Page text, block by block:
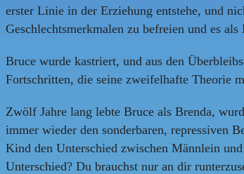
erster Linie in der Erziehung entstehe, und
Geschlechtsmerkmalen zu befreien und es
Bruce wurde kastriert, und aus den
Fortschritten, die seine zweifelhafte Theorie
Zwölf Jahre lang lebte Bruce als Brenda,
immer wieder den sonderbaren, repressiven
Kind den Unterschied zwischen Männlein
Unterschied? Du brauchst nur an dir